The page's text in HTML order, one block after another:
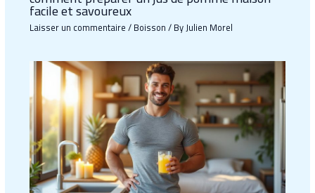
facile et savoureux
Laisser un commentaire/Boisson/ ByJulien Morel